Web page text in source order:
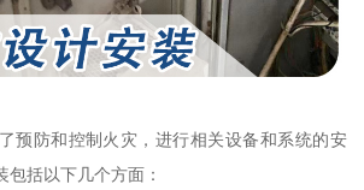
预防和控制火灾，进行相关设备和系统的安
括以下几个方面：